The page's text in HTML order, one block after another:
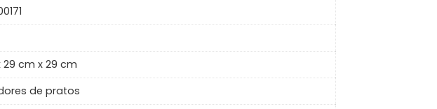
29 cm x 29 cm
de pratos